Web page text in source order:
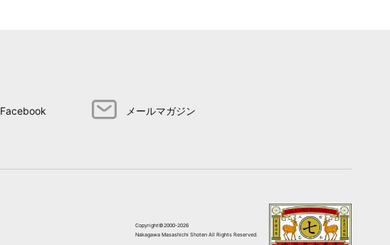
Facebook メールマガジン
Copyright©2000-2026
Nakagawa Masashichi Shoten All Rights Reserved.